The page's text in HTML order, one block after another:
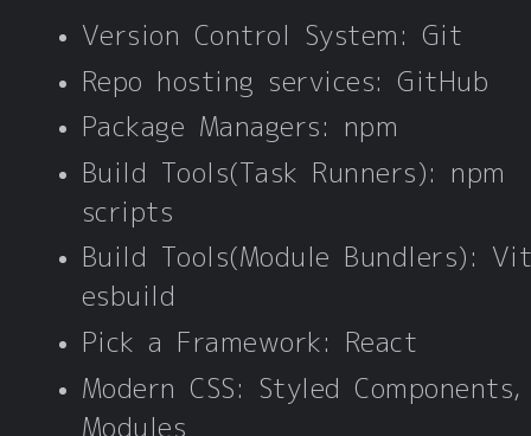
Version Control System: Git
Repo hosting services: GitHub
Package Managers: npm
Build Tools(Task Runners): npm
scripts
Build Tools(Module Bundlers):
esbuild
Pick a Framework: React
Modern CSS: Styled Components,
Modules